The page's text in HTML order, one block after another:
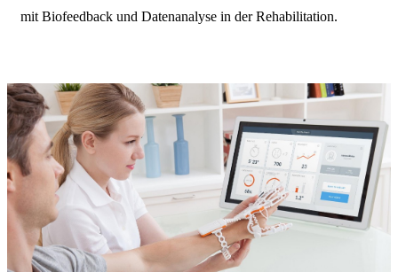
mit Biofeedback und Datenanalyse in der Rehabilitation.